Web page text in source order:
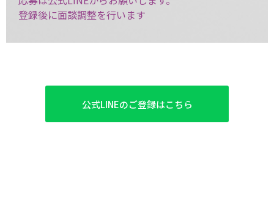
登録後に面談調整を行います
公式LINEのご登録はこちら